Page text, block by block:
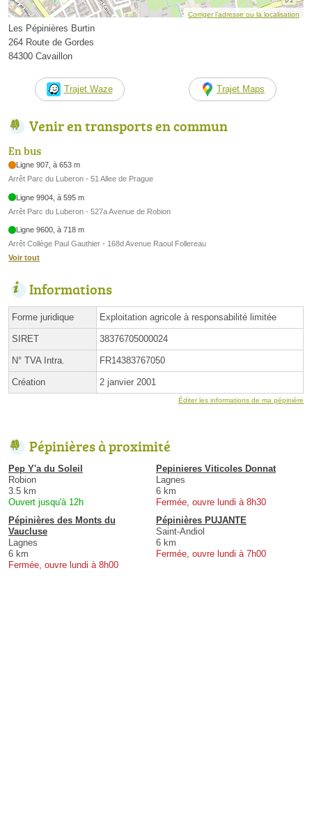
Corriger l’adresse ou la localisation
Les Pépinières Burtin
264 Route de Gordes
84300 Cavaillon
Trajet Waze Trajet Maps
Venir en transports en commun
En bus
Ligne 907, à 653 m
Arrêt Parc du Luberon - 51 Allee de Prague
Ligne 9904, à 595 m
Arrêt Parc du Luberon - 527a Avenue de Robion
Ligne 9600, à 718 m
Arrêt Collège Paul Gauthier - 168d Avenue Raoul Follereau
Voir tout
Informations
Forme juridique Exploitation agricole à responsabilité limitée
SIRET 38376705000024
N° TVA Intra. FR14383767050
Création 2 janvier 2001
Éditer les informations de ma pépinière
Pépinières à proximité
Pep Y'a du Soleil
Robion
3.5 km
Ouvert jusqu'à 12h
Pepinieres Viticoles Donnat
Lagnes
6 km
Fermée, ouvre lundi à 8h30
Pépinières des Monts du
Vaucluse
Lagnes
6 km
Fermée, ouvre lundi à 8h00
Pépinières PUJANTE
Saint-Andiol
6 km
Fermée, ouvre lundi à 7h00